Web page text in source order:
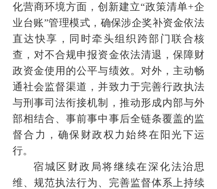
化营商环境方面，创新建立“政策清单+企
业台账”管理模式，确保涉企奖补资金依法
直达快享，同时牵头组织跨部门联合核
查，对不合规申报资金依法清退，保障财
政资金使用的公平与绩效。对外，主动畅
通社会监督渠道，并致力于完善行政执法
与刑事司法衔接机制，推动形成内部与外
部相结合、事前事中事后全链条覆盖的监
督合力，确保财政权力始终在阳光下运
行。
宿城区财政局将继续在深化法治思
维、规范执法行为、完善监督体系上持续